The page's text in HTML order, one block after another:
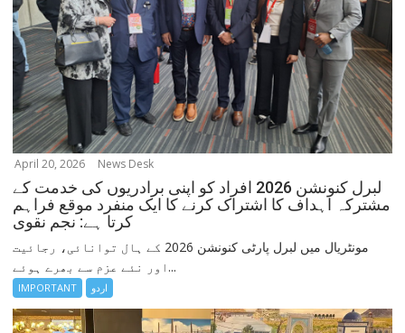
April 20, 2026 News Desk
لبرل کنونشن 2026 افراد کو اپنی برادریوں کی خدمت کے
مشترکہ اہداف کا اشتراک کرنے کا ایک منفرد موقع فراہم
کرتا ہے: نجم نقوی
مونٹریال میں لبرل پارٹی کنونشن 2026 کے ہال توانائی، رجائیت
اور نئے عزم سے بھرے ہوئے...
IMPORTANT اردو